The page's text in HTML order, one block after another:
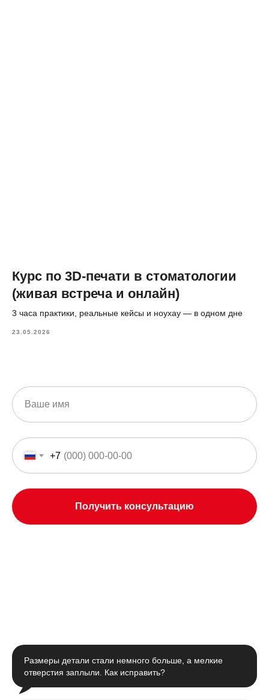
Курс по 3D-печати в стоматологии
(живая встреча и онлайн)
3 часа практики, реальные кейсы и ноухау — в одном дне
23.05.2026
+7
Получить консультацию
Размеры детали стали немного больше, а мелкие
отверстия заплыли. Как исправить?